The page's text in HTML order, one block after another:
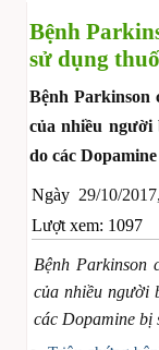
Bệnh
sử dụng
Bệnh Parkinson
của nhiều
do các
Ngày 29/10/
Lượt xem: 1097
Bệnh Parkinson
của nhiều người
các Dopamine bị